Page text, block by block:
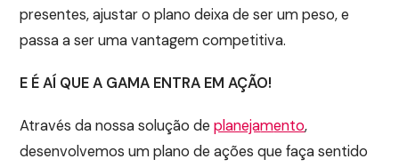
presentes, ajustar o plano deixa de ser um peso, e
passa a ser uma vantagem competitiva.
E É AÍ QUE A GAMA ENTRA EM AÇÃO!
Através da nossa solução deplanejamento,
desenvolvemos um plano de ações que faça sentido